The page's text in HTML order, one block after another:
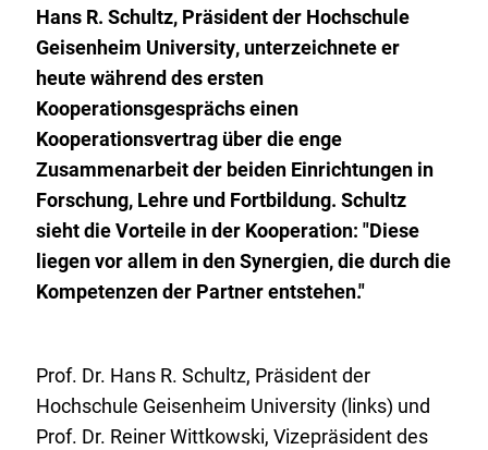
Hans R. Schultz, Präsident der Hochschule
Geisenheim University, unterzeichnete er
heute während des ersten
Kooperationsgesprächs einen
Kooperationsvertrag über die enge
Zusammenarbeit der beiden Einrichtungen in
Forschung, Lehre und Fortbildung. Schultz
sieht die Vorteile in der Kooperation: "Diese
liegen vor allem in den Synergien, die durch die
Kompetenzen der Partner entstehen."
Prof. Dr. Hans R. Schultz, Präsident der
Hochschule Geisenheim University (links) und
Prof. Dr. Reiner Wittkowski, Vizepräsident des